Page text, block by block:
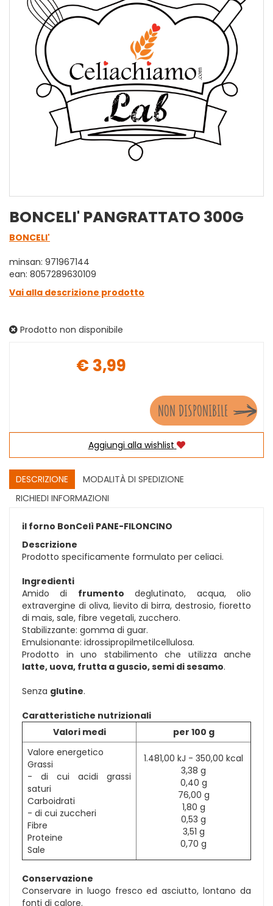
BONCELI' PANGRATTATO 300G
BONCELI'
minsan: 971967144
ean: 8057289630109
Vai alla descrizione prodotto
Prodotto non disponibile
€ 3,99
NON DISPONIBILE
Aggiungi alla wishlist
DESCRIZIONE
MODALITÀ DI SPEDIZIONE
RICHIEDI INFORMAZIONI
il forno BonCelì PANE-FILONCINO
Descrizione
Prodotto specificamente formulato per celiaci.
Ingredienti
Amido di frumento deglutinato, acqua, olio
extravergine di oliva, lievito di birra, destrosio, fioretto
di mais, sale, fibre vegetali, zucchero.
Stabilizzante: gomma di guar.
Emulsionante: idrossipropilmetilcellulosa.
Prodotto in uno stabilimento che utilizza anche
latte, uova, frutta a guscio, semi di sesamo.
Senza glutine.
Caratteristiche nutrizionali
Valori medi
per 100 g
Valore energetico
Grassi
- di cui acidi grassi
saturi
Carboidrati
- di cui zuccheri
Fibre
Proteine
Sale
1.481,00 kJ - 350,00 kcal
3,38 g
0,40 g
76,00 g
1,80 g
0,53 g
3,51 g
0,70 g
Conservazione
Conservare in luogo fresco ed asciutto, lontano da
fonti di calore.